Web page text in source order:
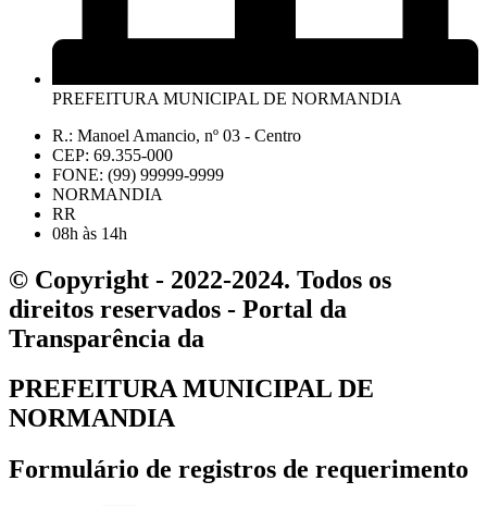
PREFEITURA MUNICIPAL DE NORMANDIA
R.: Manoel Amancio, nº 03 - Centro
CEP: 69.355-000
FONE: (99) 99999-9999
NORMANDIA
RR
08h às 14h
© Copyright - 2022-2024. Todos os
direitos reservados - Portal da
Transparência da
PREFEITURA MUNICIPAL DE
NORMANDIA
Formulário de registros de requerimento